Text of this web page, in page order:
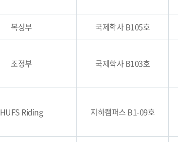
복싱부 국제학사 B105호
조정부 국제학사 B103호
HUFS Riding 지하캠퍼스 B1-09호